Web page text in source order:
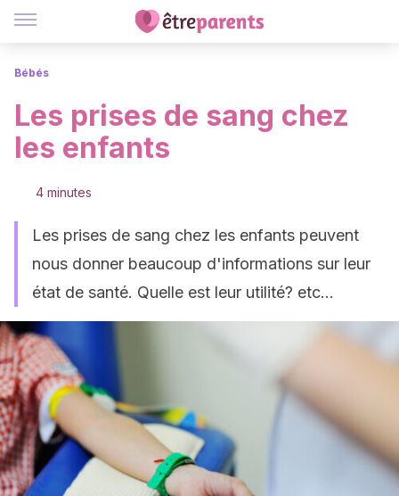
Bébés
Les prises de sang chez
les enfants
4 minutes
Les prises de sang chez les enfants peuvent
nous donner beaucoup d'informations sur leur
état de santé. Quelle est leur utilité? etc...